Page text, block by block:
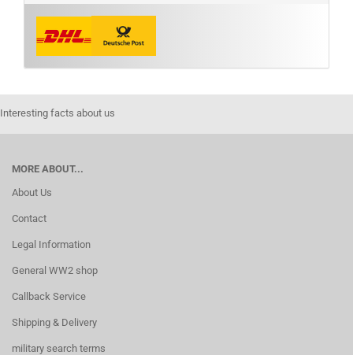
Interesting facts about us
MORE ABOUT...
About Us
Contact
Legal Information
General WW2 shop
Callback Service
Shipping & Delivery
military search terms